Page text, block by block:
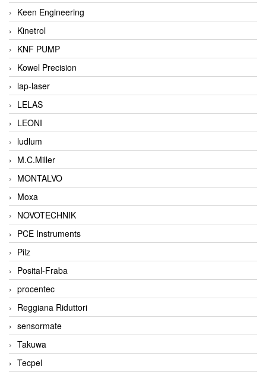
Keen Engineering
Kinetrol
KNF PUMP
Kowel Precision
lap-laser
LELAS
LEONI
ludlum
M.C.Miller
MONTALVO
Moxa
NOVOTECHNIK
PCE Instruments
Pilz
Posital-Fraba
procentec
Reggiana Riduttori
sensormate
Takuwa
Tecpel